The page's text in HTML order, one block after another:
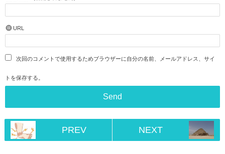
URL
次回のコメントで使用するためブラウザーに自分の名前、メールアドレス、サイ
トを保存する。
PREV NEXT